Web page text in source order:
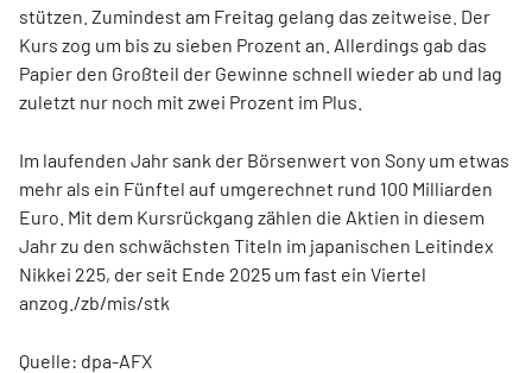
stützen. Zumindest am Freitag gelang das zeitweise. Der
Kurs zog um bis zu sieben Prozent an. Allerdings gab das
Papier den Großteil der Gewinne schnell wieder ab und lag
zuletzt nur noch mit zwei Prozent im Plus.
Im laufenden Jahr sank der Börsenwert von Sony um etwas
mehr als ein Fünftel auf umgerechnet rund 100 Milliarden
Euro. Mit dem Kursrückgang zählen die Aktien in diesem
Jahr zu den schwächsten Titeln im japanischen Leitindex
Nikkei 225, der seit Ende 2025 um fast ein Viertel
anzog./zb/mis/stk
Quelle: dpa-AFX